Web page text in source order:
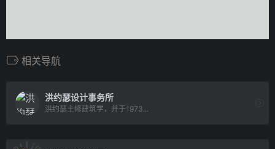
相关导航
洪约瑟设计事务所
洪约瑟主修建筑学，并于1973...